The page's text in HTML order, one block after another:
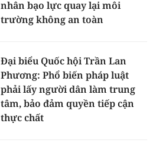
nhân bạo lực quay lại môi
trường không an toàn
Đại biểu Quốc hội Trần Lan
Phương: Phổ biến pháp luật
phải lấy người dân làm trung
tâm, bảo đảm quyền tiếp cận
thực chất